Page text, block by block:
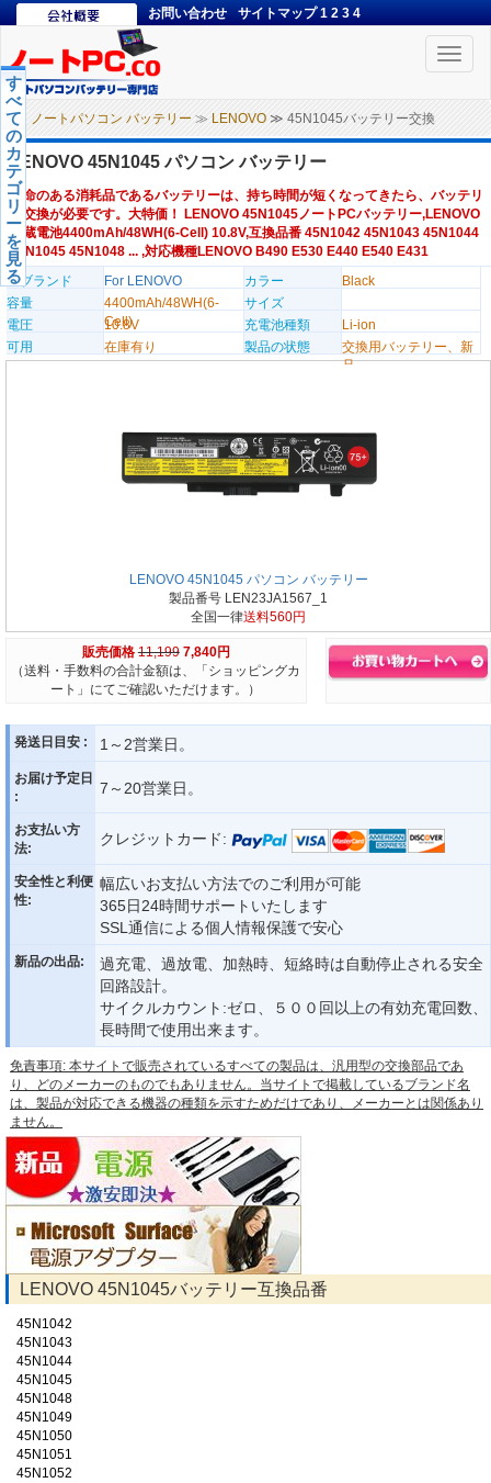
お問い合わせ サイトマップ 1 2 3 4
Toggle
ノートパソコン バッテリー ≫ LENOVO ≫ 45N1045バッテリー交換
す
べ
て
の
カ
テ
ゴ
リ
ー
を
見
る
LENOVO 45N1045 パソコン バッテリー
寿命のある消耗品であるバッテリーは、持ち時間が短くなってきたら、バッテリ
ー交換が必要です。大特価！ LENOVO 45N1045ノートPCバッテリー,LENOVO
内蔵電池4400mAh/48WH(6-Cell) 10.8V,互換品番 45N1042 45N1043 45N1044
45N1045 45N1048 ... ,対応機種LENOVO B490 E530 E440 E540 E431
のブランド
For LENOVO カラー
Black
容量
4400mAh/48WH(6-
Cell)
サイズ
電圧
10.8V 充電池種類
Li-ion
可用
在庫有り 製品の状態
交換用バッテリー、新
品
LENOVO 45N1045 パソコン バッテリー
製品番号 LEN23JA1567_1
全国一律送料560円
販売価格 11,199 7,840円
（送料・手数料の合計金額は、「ショッピングカ
ート」にてご確認いただけます。）
発送日目安 : 1～2営業日。
お届け予定日
:
7～20営業日。
お支払い方
法:
クレジットカード:
安全性と利便
性:
幅広いお支払い方法でのご利用が可能
365日24時間サポートいたします
SSL通信による個人情報保護で安心
新品の出品:
過充電、過放電、加熱時、短絡時は自動停止される安全
回路設計。
サイクルカウント:ゼロ、５００回以上の有効充電回数、
長時間で使用出来ます。
免責事項: 本サイトで販売されているすべての製品は、汎用型の交換部品であ
り、どのメーカーのものでもありません。当サイトで掲載しているブランド名
は、製品が対応できる機器の種類を示すためだけであり、メーカーとは関係あり
ません。
LENOVO 45N1045バッテリー互換品番
45N1042
45N1043
45N1044
45N1045
45N1048
45N1049
45N1050
45N1051
45N1052